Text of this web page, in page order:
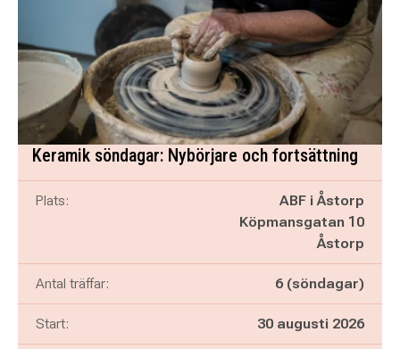
Keramik söndagar: Nybörjare och fortsättning
Plats:
ABF i Åstorp
Köpmansgatan 10
Åstorp
Antal träffar: 6 (söndagar)
Start: 30 augusti 2026